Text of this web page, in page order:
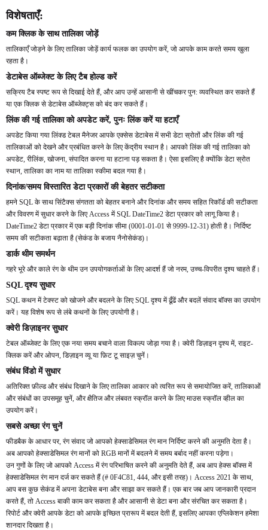
विशेषताएँ:
कम क्लिक के साथ तालिका जोड़ें
तालिकाएँ जोड़ने के लिए तालिका जोड़ें कार्य फलक का उपयोग करें, जो आपके काम करते समय खुला
रहता है।
डेटाबेस ऑब्जेक्ट के लिए टैब होल्ड करें
सक्रिय टैब स्पष्ट रूप से दिखाई देते हैं, और आप उन्हें आसानी से खींचकर पुन: व्यवस्थित कर सकते हैं
या एक क्लिक से डेटाबेस ऑब्जेक्ट्स को बंद कर सकते हैं।
लिंक की गई तालिका को अपडेट करें, पुनः लिंक करें या हटाएँ
अपडेट किया गया लिंक्ड टेबल मैनेजर आपके एक्सेस डेटाबेस में सभी डेटा स्रोतों और लिंक की गई
तालिकाओं को देखने और प्रबंधित करने के लिए केंद्रीय स्थान है। आपको लिंक की गई तालिका को
अपडेट, रीलिंक, खोजना, संपादित करना या हटाना पड़ सकता है। ऐसा इसलिए है क्योंकि डेटा स्रोत
स्थान, तालिका का नाम या तालिका स्कीमा बदल गया है।
दिनांक/समय विस्तारित डेटा प्रकारों की बेहतर सटीकता
हमने SQL के साथ सिंटैक्स संगतता को बेहतर बनाने और दिनांक और समय सहित रिकॉर्ड की सटीकता
और विवरण में सुधार करने के लिए Access में SQL DateTime2 डेटा प्रकार को लागू किया है।
DateTime2 डेटा प्रकार में एक बड़ी दिनांक सीमा (0001-01-01 से 9999-12-31) होती है। निर्दिष्ट
समय की सटीकता बढ़ाता है (सेकंड के बजाय नैनोसेकंड)।
डार्क थीम समर्थन
गहरे भूरे और काले रंग के थीम उन उपयोगकर्ताओं के लिए आदर्श हैं जो नरम, उच्च-विपरीत दृश्य चाहते हैं।
SQL दृश्य सुधार
SQL कथन में टेक्स्ट को खोजने और बदलने के लिए SQL दृश्य में ढूँढें और बदलें संवाद बॉक्स का उपयोग
करें। यह विशेष रूप से लंबे कथनों के लिए उपयोगी है।
क्वेरी डिज़ाइनर सुधार
टेबल ऑब्जेक्ट के लिए एक नया समय बचाने वाला विकल्प जोड़ा गया है। क्वेरी डिज़ाइन दृश्य में, राइट-
क्लिक करें और ओपन, डिज़ाइन व्यू या फ़िट टू साइज़ चुनें।
संबंध विंडो में सुधार
अतिरिक्त फ़ील्ड और संबंध दिखाने के लिए तालिका आकार को त्वरित रूप से समायोजित करें, तालिकाओं
और संबंधों का उपसमूह चुनें, और क्षैतिज और लंबवत स्क्रॉल करने के लिए माउस स्क्रॉल व्हील का
उपयोग करें।
सबसे अच्छा रंग चुनें
फीडबैक के आधार पर, रंग संवाद जो आपको हेक्साडेसिमल रंग मान निर्दिष्ट करने की अनुमति देता है।
अब आपको हेक्साडेसिमल रंग मानों को RGB मानों में बदलने में समय बर्बाद नहीं करना पड़ेगा।
उन गुणों के लिए जो आपको Access में रंग परिभाषित करने की अनुमति देते हैं, अब आप हेक्स बॉक्स में
हेक्साडेसिमल रंग मान दर्ज कर सकते हैं (# 0F4C81, 444, और इसी तरह)। Access 2021 के साथ,
आप बस कुछ सेकंड में अपना डेटाबेस बना और साझा कर सकते हैं। एक बार जब आप जानकारी प्रदान
करते हैं, तो Access बाकी काम कर सकता है और आसानी से डेटा बना और संरचित कर सकता है।
रिपोर्ट और क्वेरी आपके डेटा को आपके इच्छित प्रारूप में बदल देती हैं, इसलिए आपका एप्लिकेशन हमेशा
शानदार दिखता है।